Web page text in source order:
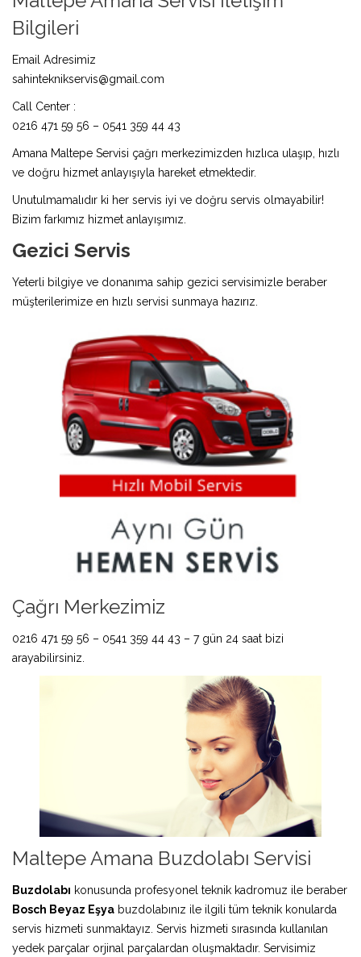
Bilgileri
Email Adresimiz
sahinteknikservis@gmail.com
Call Center :
0216 471 59 56 – 0541 359 44 43
Amana Maltepe Servisi çağrı merkezimizden hızlıca ulaşıp, hızlı
ve doğru hizmet anlayışıyla hareket etmektedir.
Unutulmamalıdır ki her servis iyi ve doğru servis olmayabilir!
Bizim farkımız hizmet anlayışımız.
Gezici Servis
Yeterli bilgiye ve donanıma sahip gezici servisimizle beraber
müşterilerimize en hızlı servisi sunmaya hazırız.
Çağrı Merkezimiz
0216 471 59 56 – 0541 359 44 43 – 7 gün 24 saat bizi
arayabilirsiniz.
Maltepe Amana Buzdolabı Servisi
Buzdolabı konusunda profesyonel teknik kadromuz ile beraber
Bosch Beyaz Eşya buzdolabınız ile ilgili tüm teknik konularda
servis hizmeti sunmaktayız. Servis hizmeti sırasında kullanılan
yedek parçalar orjinal parçalardan oluşmaktadır. Servisimiz